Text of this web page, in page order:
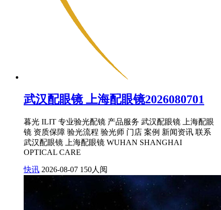
武汉配眼镜 上海配眼镜2026080701
暮光 ILIT 专业验光配镜 产品服务 武汉配眼镜 上海配眼
镜 资质保障 验光流程 验光师 门店 案例 新闻资讯 联系
武汉配眼镜 上海配眼镜 WUHAN SHANGHAI
OPTICAL CARE
快讯 2026-08-07 150人阅